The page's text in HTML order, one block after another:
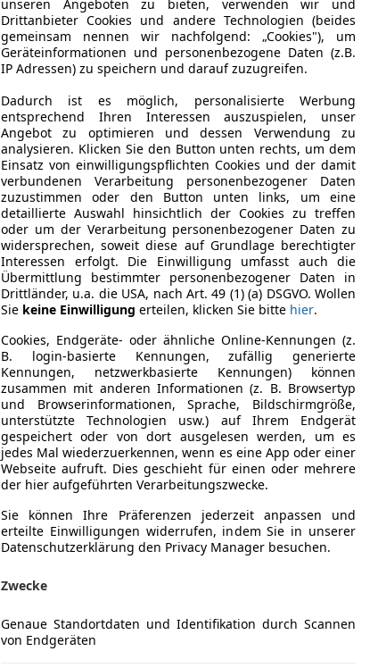
Produktionsjahr
2023
§57a Begutachtung
Neu
Fahrzeughalter
Scheckheftgepflegt
Ja
Nichtraucherfahrzeug
Ja
Leistung
390 kW
Getriebe
Hubraum
4 395 cm³
Gänge
8
Zylinder
8
Leergewicht
2 125 kg
unseren Angeboten zu bieten, verwenden wir und
Drittanbieter Cookies und andere Technologien (beides
gemeinsam nennen wir nachfolgend: „Cookies"), um
Geräteinformationen und personenbezogene Daten (z.B.
IP Adressen) zu speichern und darauf zuzugreifen.
Dadurch ist es möglich, personalisierte Werbung
entsprechend Ihren Interessen auszuspielen, unser
Angebot zu optimieren und dessen Verwendung zu
analysieren. Klicken Sie den Button unten rechts, um dem
Einsatz von einwilligungspflichten Cookies und der damit
verbundenen Verarbeitung personenbezogener Daten
zuzustimmen oder den Button unten links, um eine
detaillierte Auswahl hinsichtlich der Cookies zu treffen
oder um der Verarbeitung personenbezogener Daten zu
widersprechen, soweit diese auf Grundlage berechtigter
Interessen erfolgt. Die Einwilligung umfasst auch die
Übermittlung bestimmter personenbezogener Daten in
Drittländer, u.a. die USA, nach Art. 49 (1) (a) DSGVO. Wollen
Sie keine Einwilligung erteilen, klicken Sie bitte hier.
Cookies, Endgeräte- oder ähnliche Online-Kennungen (z.
B. login-basierte Kennungen, zufällig generierte
Kennungen, netzwerkbasierte Kennungen) können
zusammen mit anderen Informationen (z. B. Browsertyp
und Browserinformationen, Sprache, Bildschirmgröße,
unterstützte Technologien usw.) auf Ihrem Endgerät
gespeichert oder von dort ausgelesen werden, um es
jedes Mal wiederzuerkennen, wenn es eine App oder einer
Webseite aufruft. Dies geschieht für einen oder mehrere
der hier aufgeführten Verarbeitungszwecke.
Sie können Ihre Präferenzen jederzeit anpassen und
erteilte Einwilligungen widerrufen, indem Sie in unserer
Datenschutzerklärung den Privacy Manager besuchen.
Zwecke
Genaue Standortdaten und Identifikation durch Scannen
von Endgeräten